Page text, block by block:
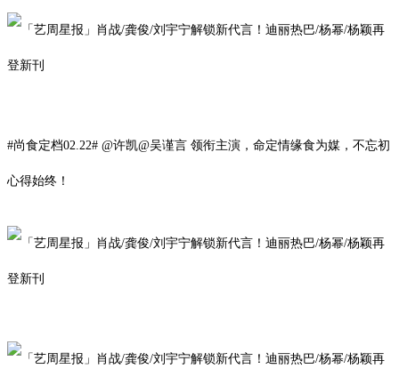
#尚食定档02.22# @许凯@吴谨言 领衔主演，命定情缘食为媒，不忘初
心得始终！